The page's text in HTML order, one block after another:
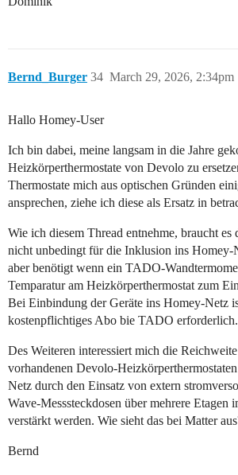
Bernd_Burger March 29, 2026, 2:34pm
34
Hallo Homey-User
Ich bin dabei, meine langsam in die Jahre
Heizkörperthermostate von Devolo zu
Thermostate mich aus optischen Gründen
ansprechen, ziehe ich diese als Ersatz in
Wie ich diesem Thread entnehme, braucht
nicht unbedingt für die Inklusion ins
aber benötigt wenn ein TADO-
Temparatur am Heizkörperthermostat zum
Bei Einbindung der Geräte ins Homey-Netz
kostenpflichtiges Abo bie TADO
Des Weiteren interessiert mich die
vorhandenen Devolo-
Netz durch den Einsatz von extern
Wave-Messsteckdosen über mehrere Etagen
verstärkt werden. Wie sieht das bei Matter
Bernd